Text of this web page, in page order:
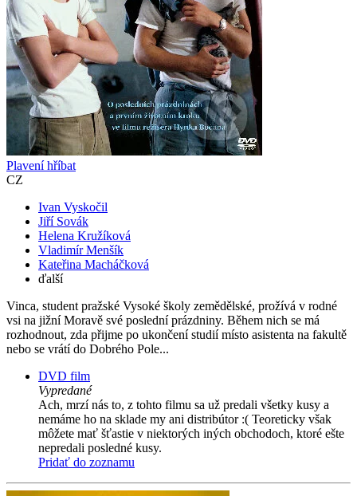
Plavení hříbat
CZ
Ivan Vyskočil
Jiří Sovák
Helena Kružíková
Vladimír Menšík
Kateřina Macháčková
ďalší
Vinca, student pražské Vysoké školy zemědělské, prožívá v rodné
vsi na jižní Moravě své poslední prázdniny. Během nich se má
rozhodnout, zda přijme po ukončení studií místo asistenta na fakultě
nebo se vrátí do Dobrého Pole...
DVD film
Vypredané
Ach, mrzí nás to, z tohto filmu sa už predali všetky kusy a
nemáme ho na sklade my ani distribútor :( Teoreticky však
môžete mať šťastie v niektorých iných obchodoch, ktoré ešte
nepredali posledné kusy.
Pridať do zoznamu